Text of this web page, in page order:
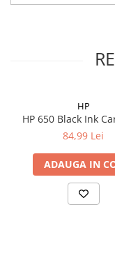
HP
HP 650 Black Ink
84,99 Lei
ADAUGA IN